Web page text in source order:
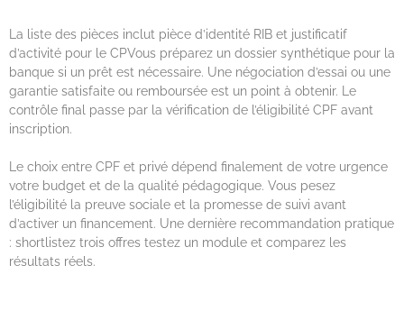
La liste des pièces inclut pièce d’identité RIB et justificatif
d’activité pour le CPVous préparez un dossier synthétique pour la
banque si un prêt est nécessaire. Une négociation d’essai ou une
garantie satisfaite ou remboursée est un point à obtenir. Le
contrôle final passe par la vérification de l’éligibilité CPF avant
inscription.
Le choix entre CPF et privé dépend finalement de votre urgence
votre budget et de la qualité pédagogique. Vous pesez
l’éligibilité la preuve sociale et la promesse de suivi avant
d’activer un financement. Une dernière recommandation pratique
: shortlistez trois offres testez un module et comparez les
résultats réels.